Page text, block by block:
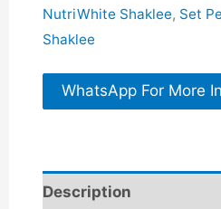
NutriWhite Shaklee, Set
Shaklee
WhatsApp For More
Description